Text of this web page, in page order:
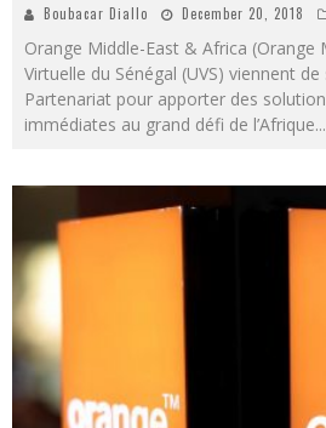
Boubacar Diallo December 20, 2018
Orange Middle-East & Africa (Orange
Virtuelle du Sénégal (UVS) viennent
Partenariat pour apporter des
immédiates au grand défi de l’Afrique...